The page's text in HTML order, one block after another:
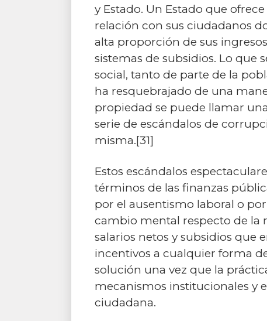
y Estado. Un Estado que
relación con sus ciudadanos
alta proporción de sus
sistemas de subsidios. Lo que
social, tanto de parte de la
ha resquebrajado de una
propiedad se puede llamar
serie de escándalos de
misma.[31]
Estos escándalos
términos de las finanzas
por el ausentismo laboral o
cambio mental respecto de la
salarios netos y subsidios que
incentivos a cualquier forma
solución una vez que la
mecanismos institucionales y
ciudadana.